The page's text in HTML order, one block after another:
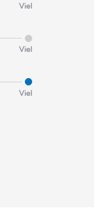
Viel
Viel
Viel